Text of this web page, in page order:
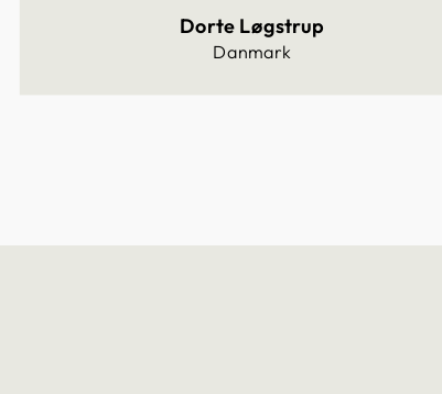
Dorte Løgstrup
Danmark